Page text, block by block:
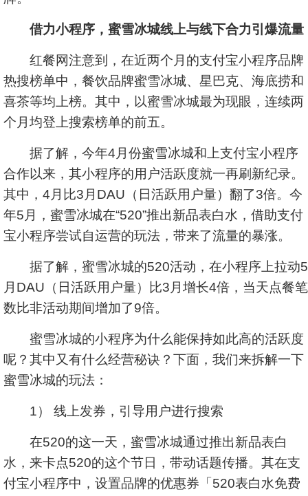
借力小程序， 蜜雪冰城线上与线下合力引爆流量
红餐网注意到，在近两个月的支付宝小程序品牌
热搜榜单中，餐饮品牌蜜雪冰城、星巴克、海底捞和
喜茶等均上榜。其中，以蜜雪冰城最为现眼，连续两
个月均登上搜索榜单的前五。
据了解，今年4月份蜜雪冰城和上支付宝小程序
合作以来，其小程序的用户活跃度就一再刷新纪录。
其中，4月比3月DAU（日活跃用户量）翻了3倍。今
年5月，蜜雪冰城在“520”推出新品表白水，借助支付
宝小程序尝试自运营的玩法，带来了流量的暴涨。
据了解，蜜雪冰城的520活动，在小程序上拉动5
月DAU（日活跃用户量）比3月增长4倍，当天点餐笔
数比非活动期间增加了9倍。
蜜雪冰城的小程序为什么能保持如此高的活跃度
呢？其中又有什么经营秘诀？下面，我们来拆解一下
蜜雪冰城的玩法：
1） 线上发券，引导用户进行搜索
在520的这一天，蜜雪冰城通过推出新品表白
水，来卡点520的这个节日，带动话题传播。其在支
付宝小程序中，设置品牌的优惠券「520表白水免费